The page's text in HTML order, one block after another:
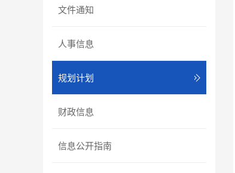
文件通知
人事信息
规划计划
财政信息
信息公开指南